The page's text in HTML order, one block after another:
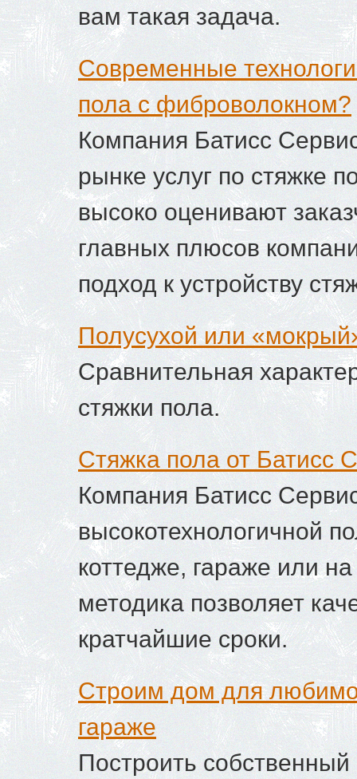
вам такая задача.
Современные
пола с фиброволокном?
Компания Батисс
рынке услуг по стяжке
высоко оценивают
главных плюсов
подход к устройству
Полусухой или
Сравнительная
стяжки пола.
Стяжка пола от Батисс
Компания Батисс
высокотехнологичной
коттедже, гараже или
методика позволяет
кратчайшие сроки.
Строим дом для
гараже
Построить